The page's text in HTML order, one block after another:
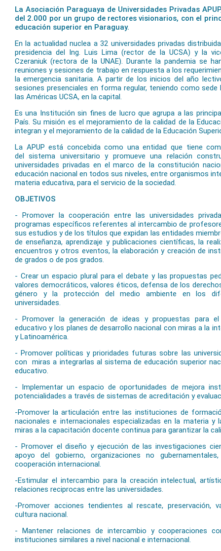
La Asociación Paraguaya de Universidades Privadas
del 2.000 por un grupo de rectores visionarios, con el
educación superior en Paraguay.
En la actualidad nuclea a 32 universidades privadas
presidencia del Ing. Luis Lima (rector de la UCSA) y la
Czeraniuk (rectora de la UNAE). Durante la pandemia se
reuniones y sesiones de trabajo en respuesta a los
la emergencia sanitaria. A partir de los inicios del año
sesiones presenciales en forma regular, teniendo como sede
las Américas UCSA, en la capital.
Es una Institución sin fines de lucro que agrupa a las
País. Su misión es el mejoramiento de la calidad de la
integran y el mejoramiento de la calidad de la Educación
La APUP está concebida como una entidad que tiene
del sistema universitario y promueve una relación
universidades privadas en el marco de la constitución
educación nacional en todos sus niveles, entre organismos
materia educativa, para el servicio de la sociedad.
OBJETIVOS
- Promover la cooperación entre las universidades
programas específicos referentes al intercambio de
sus estudios y de los títulos que expidan las entidades
de enseñanza, aprendizaje y publicaciones científicas, la
encuentros y otros eventos, la elaboración y creación de
de grados o de pos grados.
- Crear un espacio plural para el debate y las propuestas
valores democráticos, valores éticos, defensa de los
género y la protección del medio ambiente en los
universidades.
- Promover la generación de ideas y propuestas para
educativo y los planes de desarrollo nacional con miras a la
y Latinoamérica.
- Promover políticas y prioridades futuras sobre las
con miras a integrarlas al sistema de educación superior
educativo.
- Implementar un espacio de oportunidades de mejora
potencialidades a través de sistemas de acreditación y
-Promover la articulación entre las instituciones de
nacionales e internacionales especializadas en la materia y
miras a la capacitación docente continua para garantizar la
- Promover el diseño y ejecución de las investigaciones
apoyo del gobierno, organizaciones no
cooperación internacional.
-Estimular el intercambio para la creación intelectual,
relaciones reciprocas entre las universidades.
-Promover acciones tendientes al rescate, preservación,
cultura nacional.
- Mantener relaciones de intercambio y cooperaciones
instituciones similares a nivel nacional e internacional.